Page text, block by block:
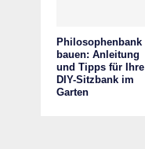
Philosophenbank
bauen: Anleitung
und Tipps für Ihre
DIY-Sitzbank im
Garten